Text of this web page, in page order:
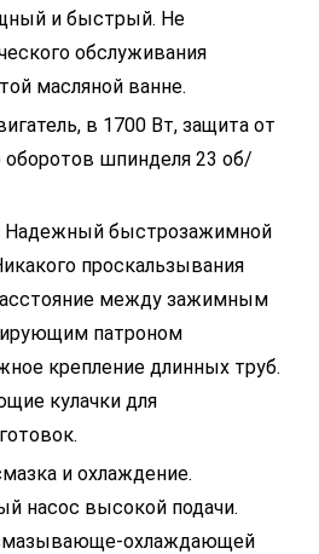
и быстрый. Не
обслуживания
масляной ванне.
в 1700 Вт, защита от
оборотов шпинделя 23 об/
Надежный быстрозажимной
проскальзывания
между зажимным
патроном
крепление длинных труб.
кулачки для
и охлаждение.
насос высокой подачи.
охлаждающей